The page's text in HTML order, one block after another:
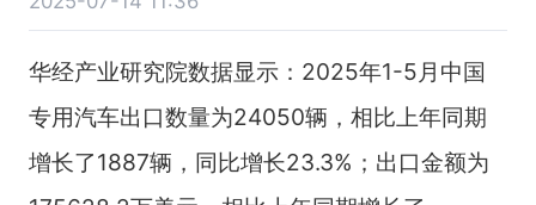
华经产业研究院数据显示：2025年1-5月中国
专用汽车出口数量为24050辆，相比上年同期
增长了1887辆，同比增长23.3%；出口金额为